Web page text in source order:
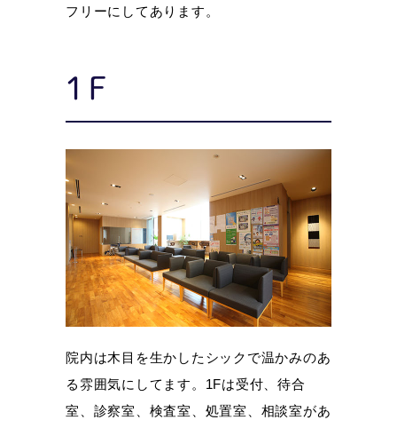
フリーにしてあります。
1F
院内は木目を生かしたシックで温かみのあ
る雰囲気にしてます。1Fは受付、待合
室、診察室、検査室、処置室、相談室があ